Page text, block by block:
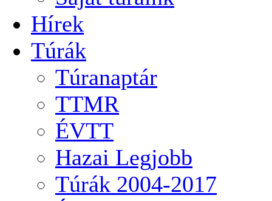
Hírek
Túrák
Túranaptár
TTMR
ÉVTT
Hazai Legjobb
Túrák 2004-2017